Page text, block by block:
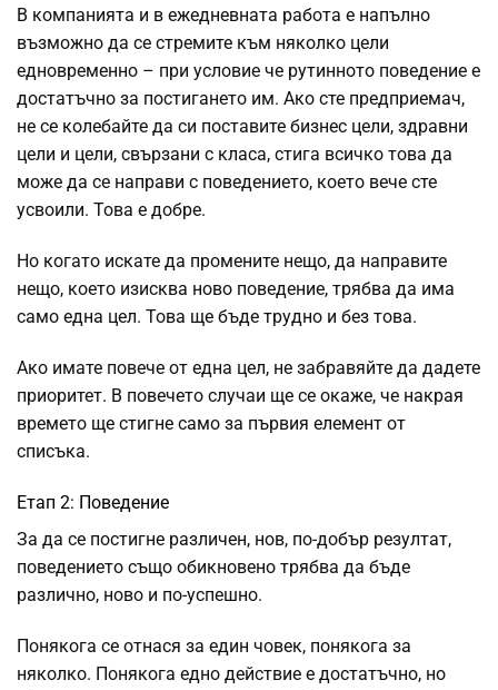
В компанията и в ежедневната работа е напълно
възможно да се стремите към няколко цели
едновременно – при условие че рутинното поведение е
достатъчно за постигането им. Ако сте предприемач,
не се колебайте да си поставите бизнес цели, здравни
цели и цели, свързани с класа, стига всичко това да
може да се направи с поведението, което вече сте
усвоили. Това е добре.
Но когато искате да промените нещо, да направите
нещо, което изисква ново поведение, трябва да има
само една цел. Това ще бъде трудно и без това.
Ако имате повече от една цел, не забравяйте да дадете
приоритет. В повечето случаи ще се окаже, че накрая
времето ще стигне само за първия елемент от
списъка.
Етап 2: Поведение
За да се постигне различен, нов, по-добър резултат,
поведението също обикновено трябва да бъде
различно, ново и по-успешно.
Понякога се отнася за един човек, понякога за
няколко. Понякога едно действие е достатъчно, но